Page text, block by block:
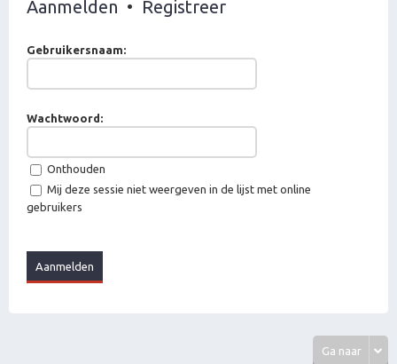
Aanmelden • Registreer
Gebruikersnaam:
Wachtwoord:
Onthouden
Mij deze sessie niet weergeven in de lijst met online
gebruikers
Ga naar